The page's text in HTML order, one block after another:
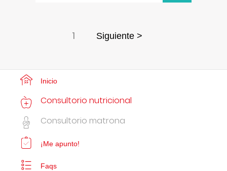
1 Siguiente >
Inicio
Consultorio nutricional
Consultorio matrona
¡Me apunto!
Faqs